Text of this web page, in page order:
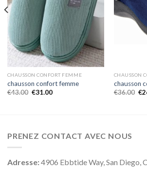
CHAUSSON CONFORT FEMME
chausson confort femme
€43.00 €31.00
CHAUSSON
chausson
€36.00 €
PRENEZ CONTACT AVEC NOUS
Adresse:4906 Ebbtide Way, San Diego,